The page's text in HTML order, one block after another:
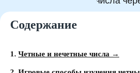
Содержание
1. Четные и нечетные числа →